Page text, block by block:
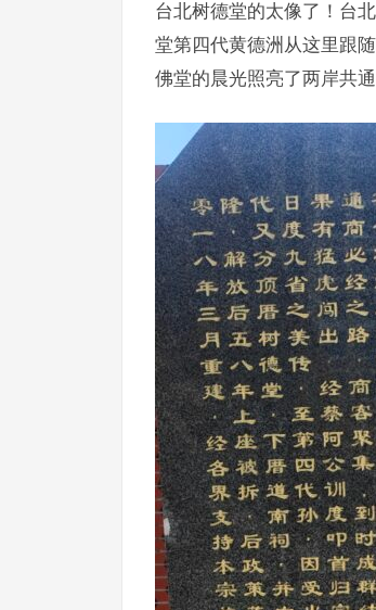
台北树德堂的太像了！台
堂第四代黄德洲从这里跟
佛堂的晨光照亮了两岸共通